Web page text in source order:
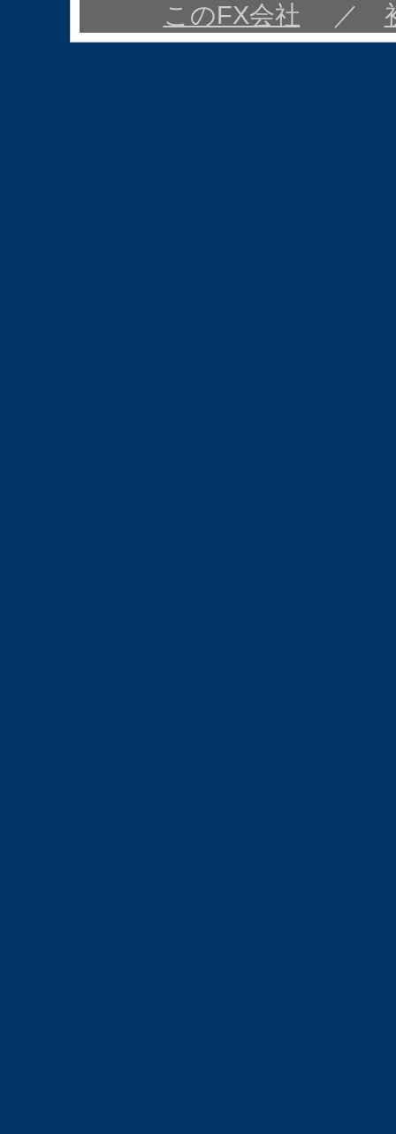
このFX会社 ／